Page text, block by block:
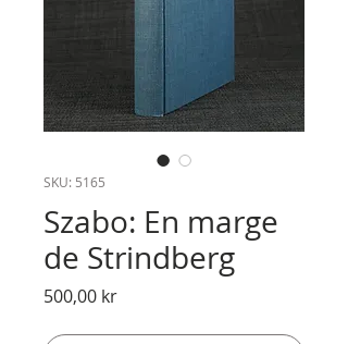
SKU: 5165
Szabo: En marge
de Strindberg
500,00 krPris